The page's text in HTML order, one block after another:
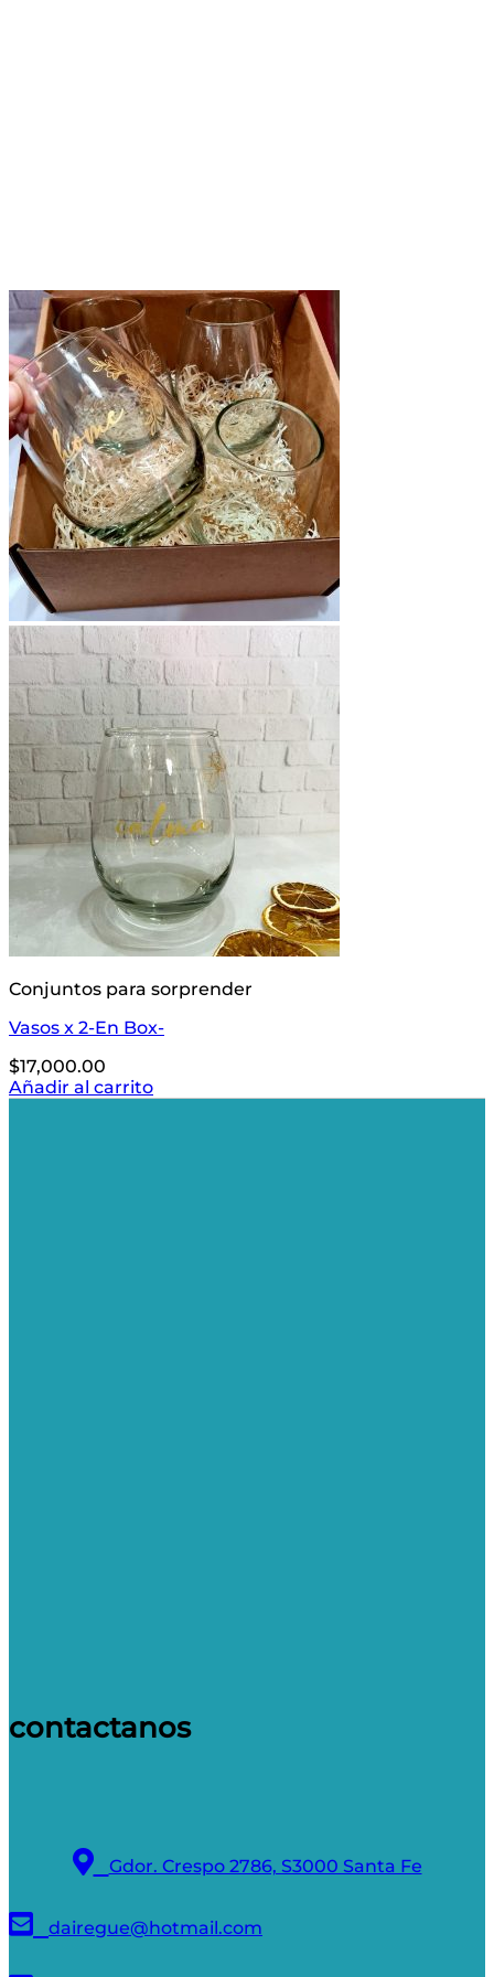
Conjuntos para sorprender
Vasos x 2-En Box-
$17,000.00
Añadir al carrito
contactanos
Gdor. Crespo 2786, S3000 Santa Fe
dairegue@hotmail.com